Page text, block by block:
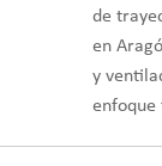
de
en
y
enfoque